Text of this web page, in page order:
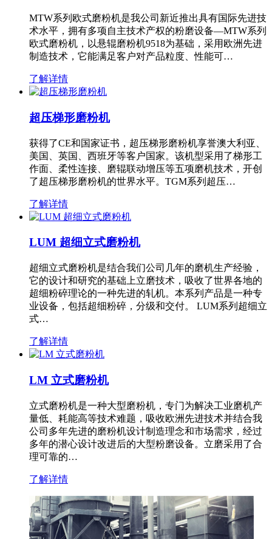
MTW系列欧式磨粉机是我公司新近推出具有国际先进技
术水平，拥有多项自主技术产权的粉磨设备—MTW系列
欧式磨粉机，以悬辊磨粉机9518为基础，采用欧洲先进
制造技术，它能满足客户对产品粒度、性能可…
了解详情
超压梯形磨粉机
获得了CE和国家证书，超压梯形磨粉机享誉澳大利亚、
美国、英国、西班牙等客户国家。该机型采用了梯形工
作面、柔性连接、磨辊联动增压等五项磨机技术，开创
了超压梯形磨粉机的世界水平。TGM系列超压…
了解详情
LUM 超细立式磨粉机
超细立式磨粉机是结合我们公司几年的磨机生产经验，
它的设计和研究的基础上立磨技术，吸收了世界各地的
超细粉碎理论的一种先进的轧机。本系列产品是一种专
业设备，包括超细粉碎，分级和交付。 LUM系列超细立
式…
了解详情
LM 立式磨粉机
立式磨粉机是一种大型磨粉机，专门为解决工业磨机产
量低、耗能高等技术难题，吸收欧洲先进技术并结合我
公司多年先进的磨粉机设计制造理念和市场需求，经过
多年的潜心设计改进后的大型粉磨设备。立磨采用了合
理可靠的…
了解详情